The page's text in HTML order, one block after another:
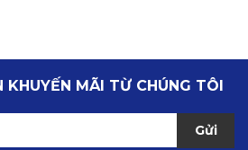
KHUYẾN MÃI TỪ CHÚNG TÔI
Gửi